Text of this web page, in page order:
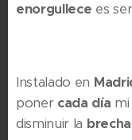
enorgullece es ser
Instalado en
poner cada día
disminuir la